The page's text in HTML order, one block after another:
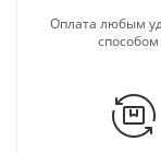
Оплата любым
способом